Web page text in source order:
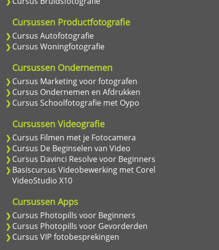
Cursussen Productfotografie
Cursus Autofotografie
Cursus Woningfotografie
Cursussen Ondernemen
Cursus Marketing voor fotografen
Cursus Ondernemen en Afdrukken
Cursus Schoolfotografie met Oypo
Cursussen Videografie
Cursus Filmen met je Fotocamera
Cursus De Beginselen van Video
Cursus Davinci Resolve voor Beginners
Basiscursus Videobewerking met Corel
VideoStudio X10
Cursussen Apps
Cursus Photopills voor Beginners
Cursus Photopills voor Gevorderden
Cursus VIP fotobesprekingen